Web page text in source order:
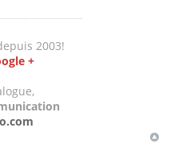
2003!
+